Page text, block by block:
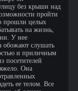
без крыши над
пройти
прошли целых
на жизнь,
У нее
обожают слушать
и приличным
посетителей
Она
ее телом. Все